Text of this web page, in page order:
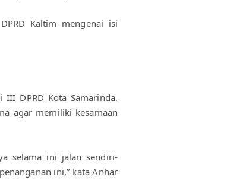
Kaltim mengenai isi
III DPRD Kota Samarinda,
agar memiliki kesamaan
selama ini jalan sendiri-
ini,” kata Anhar